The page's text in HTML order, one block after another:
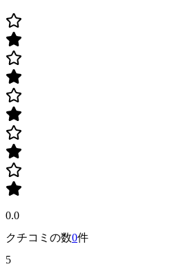
0.0
クチコミの数0件
5